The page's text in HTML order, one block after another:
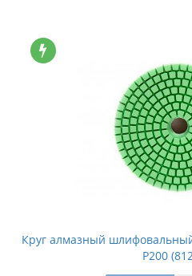
Круг алмазный
P200